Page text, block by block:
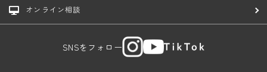
オンライン相談
SNSをフォロー